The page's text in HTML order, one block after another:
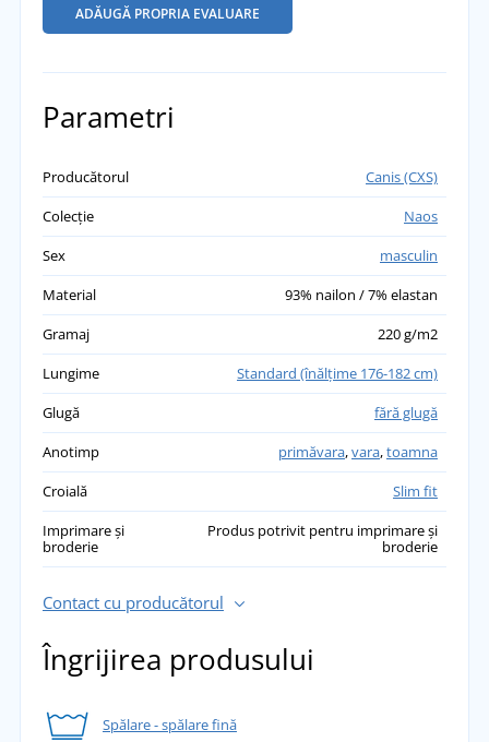
ADĂUGĂ PROPRIA EVALUARE
Parametri
Producătorul
Canis (CXS)
Colecție
Naos
Sex
masculin
Material
93% nailon / 7% elastan
Gramaj
220 g/m2
Lungime
Standard (înălţime 176-182 cm)
Glugă
fără glugă
Anotimp
primăvara,vara,toamna
Croială
Slim fit
Imprimare și
broderie
Produs potrivit pentru imprimare și
broderie
Contact cu producătorul
Îngrijirea produsului
Spălare - spălare fină